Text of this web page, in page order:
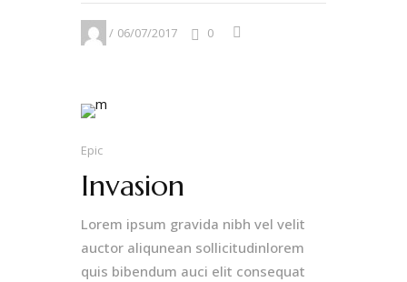
06/07/2017 0
Epic
Invasion
Lorem ipsum gravida nibh vel velit
auctor aliqunean sollicitudinlorem
quis bibendum auci elit consequat